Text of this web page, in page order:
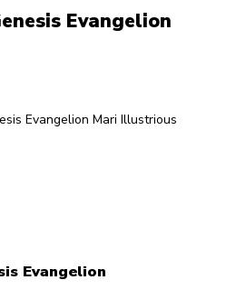
Evangelion
Evangelion